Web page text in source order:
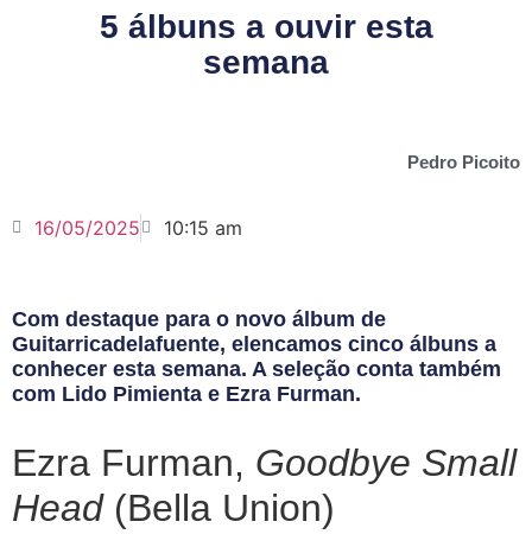
5 álbuns a ouvir esta
semana
Pedro Picoito
16/05/2025 10:15 am
Com destaque para o novo álbum de
Guitarricadelafuente, elencamos cinco álbuns a
conhecer esta semana. A seleção conta também
com Lido Pimienta e Ezra Furman.
Ezra Furman, Goodbye Small
Head(Bella Union)